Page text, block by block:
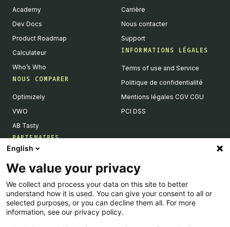
Academy
Dev Docs
Product Roadmap
Calculateur
Who’s Who
NOUS COMPARER
Optimizely
VWO
AB Tasty
PARTENAIRES
Devenir partenaires
Liste de nos intégrations
Agences Partenaires
Carrière
Nous contacter
Support
INFORMATIONS LÉGALES
Terms of use and Service
Politique de confidentialité
Mentions légales CGV CGU
PCI DSS
English
We value your privacy
We collect and process your data on this site to better
understand how it is used. You can give your consent to all or
selected purposes, or you can decline them all. For more
information, see our privacy policy.